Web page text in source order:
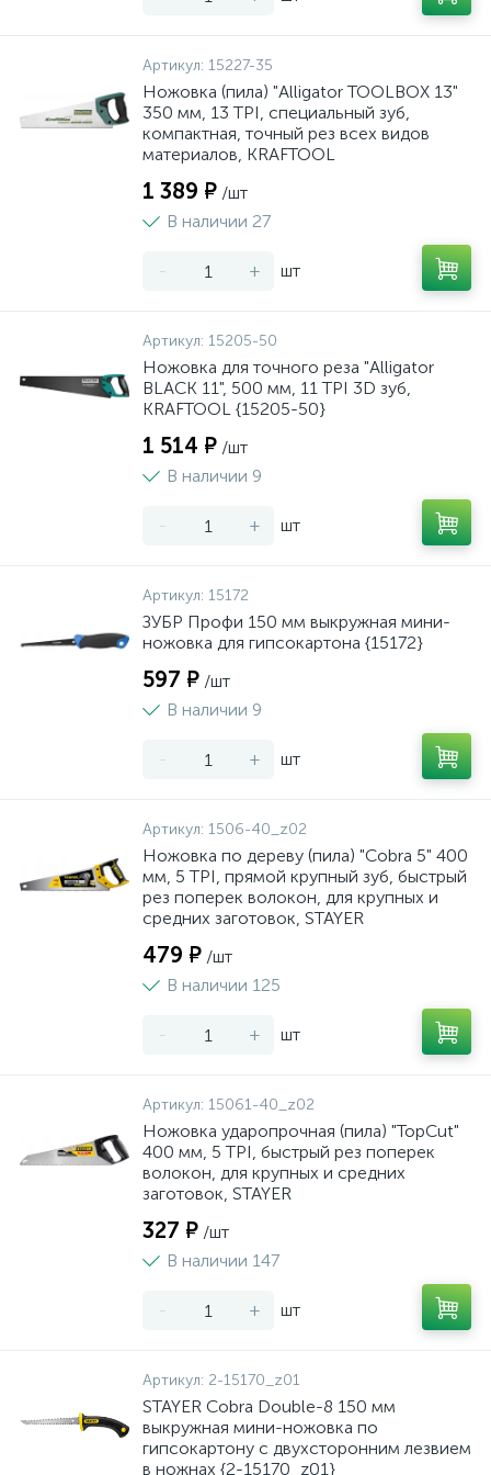
Артикул: 15227-35
Ножовка (пила) "Alligator TOOLBOX 13"
350 мм, 13 TPI, специальный зуб,
компактная, точный рез всех видов
материалов, KRAFTOOL
1 389 ₽ /шт
В наличии 27
- + шт
Артикул: 15205-50
Ножовка для точного реза "Alligator
BLACK 11", 500 мм, 11 TPI 3D зуб,
KRAFTOOL {15205-50}
1 514 ₽ /шт
В наличии 9
- + шт
Артикул: 15172
ЗУБР Профи 150 мм выкружная мини-
ножовка для гипсокартона {15172}
597 ₽ /шт
В наличии 9
- + шт
Артикул: 1506-40_z02
Ножовка по дереву (пила) "Cobra 5" 400
мм, 5 TPI, прямой крупный зуб, быстрый
рез поперек волокон, для крупных и
средних заготовок, STAYER
479 ₽ /шт
В наличии 125
- + шт
Артикул: 15061-40_z02
Ножовка ударопрочная (пила) "TopCut"
400 мм, 5 TPI, быстрый рез поперек
волокон, для крупных и средних
заготовок, STAYER
327 ₽ /шт
В наличии 147
- + шт
Артикул: 2-15170_z01
STAYER Cobra Double-8 150 мм
выкружная мини-ножовка по
гипсокартону с двухсторонним лезвием
в ножнах {2-15170_z01}